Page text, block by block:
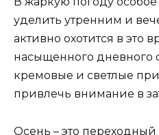
уделить утренним и
активно охотится в это
насыщенного дневного
кремовые и светлые
привлечь внимание в
Осень – это